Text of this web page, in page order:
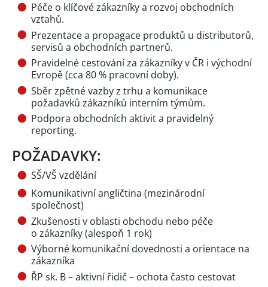
Péče o klíčové zákazníky a rozvoj obchodních
vztahů.
Prezentace a propagace produktů u distributorů,
servisů a obchodních partnerů.
Pravidelné cestování za zákazníky v ČR i východní
Evropě (cca 80 % pracovní doby).
Sběr zpětné vazby z trhu a komunikace
požadavků zákazníků interním týmům.
Podpora obchodních aktivit a pravidelný
reporting.
POŽADAVKY:
SŠ/VŠ vzdělání
Komunikativní angličtina (mezinárodní
společnost)
Zkušenosti v oblasti obchodu nebo péče
o zákazníky (alespoň 1 rok)
Výborné komunikační dovednosti a orientace na
zákazníka
ŘP sk. B – aktivní řidič – ochota často cestovat